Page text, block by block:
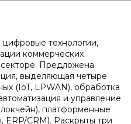
цифровые технологии,
коммерческих
Предложена
выделяющая четыре
(IoT, LPWAN), обработка
и управление
платформенные
CRM). Раскрыты три